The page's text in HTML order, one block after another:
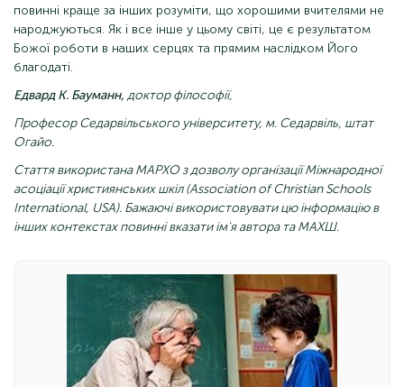
повинні краще за інших розуміти, що хорошими вчителями не
народжуються. Як і все інше у цьому світі, це є результатом
Божої роботи в наших серцях та прямим наслідком Його
благодаті.
Едвард К. Бауманн, доктор філософії,
Професор Седарвільського університету, м. Седарвіль, штат
Огайо.
Стаття використана МАРХО з дозволу організації Міжнародної
асоціації християнських шкіл (Association of Christian Schools
International, USA). Бажаючі використовувати цю інформацію в
інших контекстах повинні вказати ім'я автора та МАХШ.